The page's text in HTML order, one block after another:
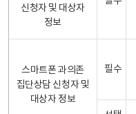
신청자 및 대상자
정보
스마트폰 과의존
집단상담 신청자 및
대상자 정보
필수